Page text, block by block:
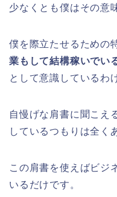
少なくとも僕はその意
僕を際立たせるための
業もして結構稼いでい
として意識しているわ
自慢げな肩書に聞こえ
しているつもりは全く
この肩書を使えばビジ
いるだけです。